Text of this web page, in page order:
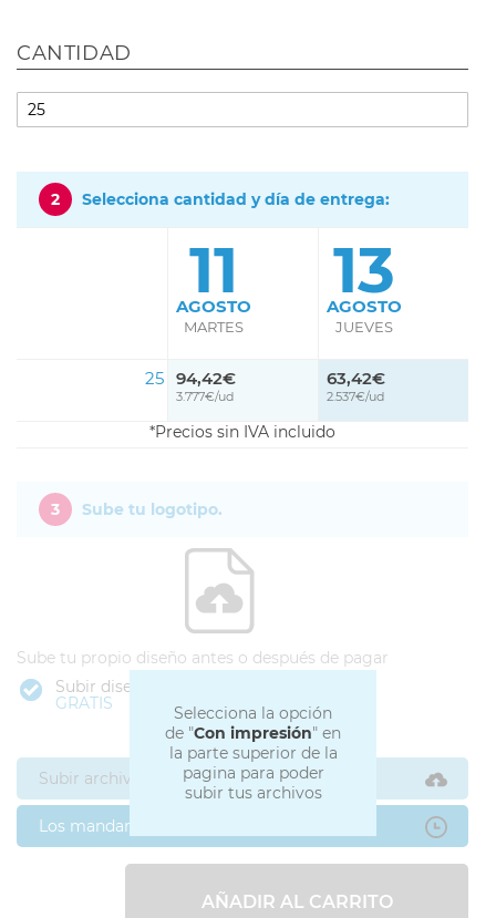
CANTIDAD
2 Selecciona cantidad y día de entrega:
11
AGOSTO
MARTES
13
AGOSTO
JUEVES
25 94,42€
3.777€/ud
63,42€
2.537€/ud
Precios sin IVA incluido
Selecciona la opción
de "Con impresión" en
la parte superior de la
pagina para poder
subir tus archivos
3 Sube tu logotipo.
Sube tu propio diseño antes o después de pagar
Subir diseño
GRATIS
Subir archivos ahora
Los mandaré después
AÑADIR AL CARRITO